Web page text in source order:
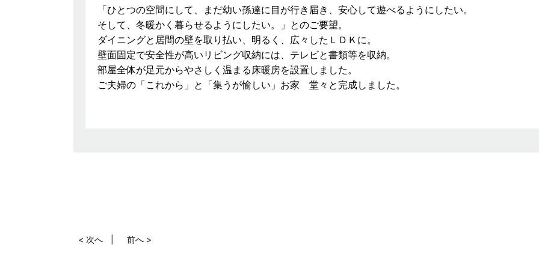
「ひとつの空間にして、まだ幼い孫達に目が行き届き、安心して遊べるようにしたい。
そして、冬暖かく暮らせるようにしたい。」とのご要望。
ダイニングと居間の壁を取り払い、明るく、広々したＬＤＫに。
壁面固定で安全性が高いリビング収納には、テレビと書類等を収納。
部屋全体が足元からやさしく温まる床暖房を設置しました。
ご夫婦の「これから」と「集うが愉しい」お家 堂々と完成しました。
< 次へ 前へ >